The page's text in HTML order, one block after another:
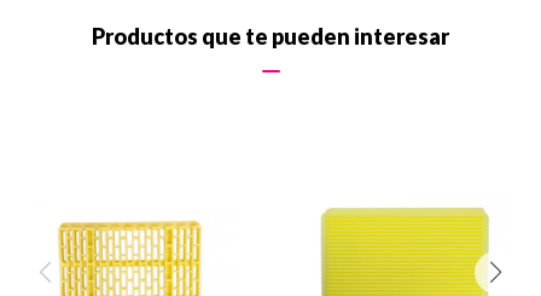
Productos que te pueden interesar